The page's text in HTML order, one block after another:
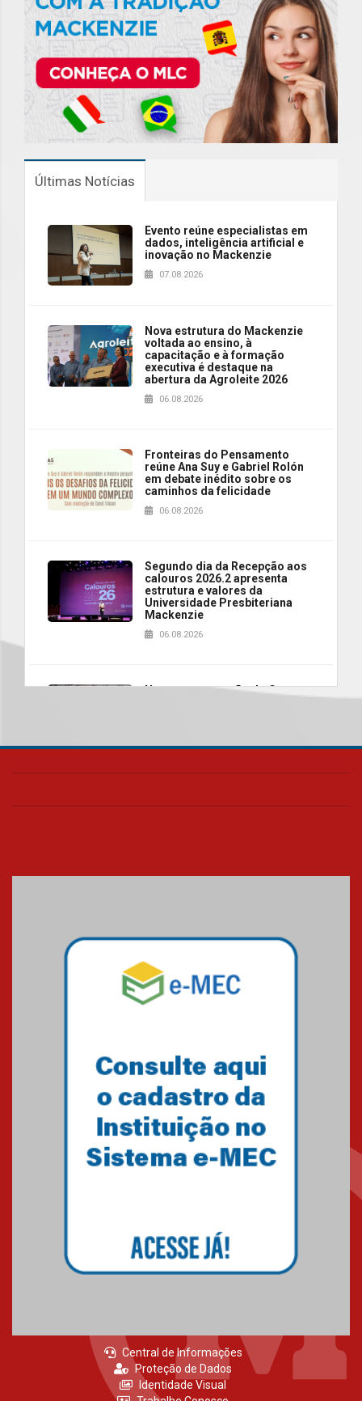
Últimas Notícias
Evento reúne especialistas em
dados, inteligência artificial e
inovação no Mackenzie
07.08.2026
Nova estrutura do Mackenzie
voltada ao ensino, à
capacitação e à formação
executiva é destaque na
abertura da Agroleite 2026
06.08.2026
Fronteiras do Pensamento
reúne Ana Suy e Gabriel Rolón
em debate inédito sobre os
caminhos da felicidade
06.08.2026
Segundo dia da Recepção aos
calouros 2026.2 apresenta
estrutura e valores da
Universidade Presbiteriana
Mackenzie
06.08.2026
Nova apresentação do Centro
realizará nova edição da Feira
04.08.2026
Mackenzie recepciona os
calouros do segundo semestre
Como o Colégio Mackenzie
Brasília prepara seus
estudantes para o PAS antes
mesmo do Ensino Médio
04.08.2026
Central de Informações
Proteção de Dados
Identidade Visual